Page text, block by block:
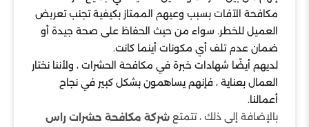
مكافحة الآفات بسبب وعيهم الممتاز بكيفية تجنب تعريض
العميل للخطر. سواء من حيث الحفاظ على صحة جيدة أو
ضمان عدم تلف أي مكونات أينما كانت.
لديهم أيضًا شهادات خبرة في مكافحة الحشرات ، ولأننا نختار
العمال بعناية ، فإنهم يساهمون بشكل كبير في نجاح
أعمالنا.
بالإضافة إلى ذلك ، تتمتع شركة مكافحة حشرات راس